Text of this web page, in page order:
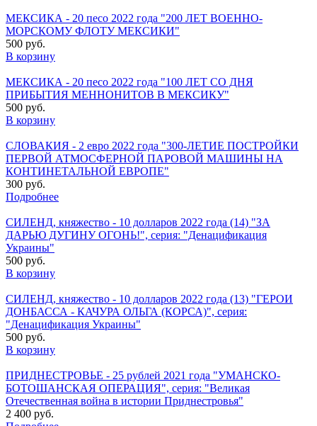
МЕКСИКА - 20 песо 2022 года "200 ЛЕТ ВОЕННО-
МОРСКОМУ ФЛОТУ МЕКСИКИ"
500 руб.
В корзину
МЕКСИКА - 20 песо 2022 года "100 ЛЕТ СО ДНЯ
ПРИБЫТИЯ МЕННОНИТОВ В МЕКСИКУ"
500 руб.
В корзину
СЛОВАКИЯ - 2 евро 2022 года "300-ЛЕТИЕ ПОСТРОЙКИ
ПЕРВОЙ АТМОСФЕРНОЙ ПАРОВОЙ МАШИНЫ НА
КОНТИНЕТАЛЬНОЙ ЕВРОПЕ"
300 руб.
Подробнее
СИЛЕНД, княжество - 10 долларов 2022 года (14) "ЗА
ДАРЬЮ ДУГИНУ ОГОНЬ!", серия: "Денацификация
Украины"
500 руб.
В корзину
СИЛЕНД, княжество - 10 долларов 2022 года (13) "ГЕРОИ
ДОНБАССА - КАЧУРА ОЛЬГА (КОРСА)", серия:
"Денацификация Украины"
500 руб.
В корзину
ПРИДНЕСТРОВЬЕ - 25 рублей 2021 года "УМАНСКО-
БОТОШАНСКАЯ ОПЕРАЦИЯ", серия: "Великая
Отечественная война в истории Приднестровья"
2 400 руб.